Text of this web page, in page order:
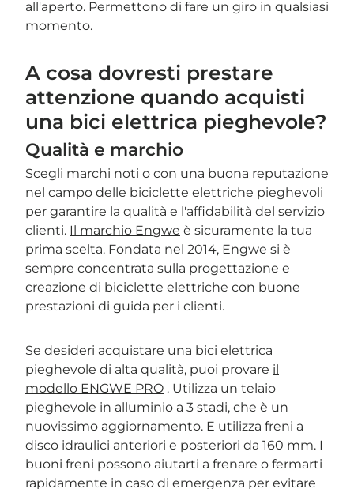
all'aperto. Permettono di fare un giro in qualsiasi
momento.
A cosa dovresti prestare
attenzione quando acquisti
una bici elettrica pieghevole?
Qualità e marchio
Scegli marchi noti o con una buona reputazione
nel campo delle biciclette elettriche pieghevoli
per garantire la qualità e l'affidabilità del servizio
clienti. Il marchio Engwe è sicuramente la tua
prima scelta. Fondata nel 2014, Engwe si è
sempre concentrata sulla progettazione e
creazione di biciclette elettriche con buone
prestazioni di guida per i clienti.
Se desideri acquistare una bici elettrica
pieghevole di alta qualità, puoi provare il
modello ENGWE PRO . Utilizza un telaio
pieghevole in alluminio a 3 stadi, che è un
nuovissimo aggiornamento. E utilizza freni a
disco idraulici anteriori e posteriori da 160 mm. I
buoni freni possono aiutarti a frenare o fermarti
rapidamente in caso di emergenza per evitare